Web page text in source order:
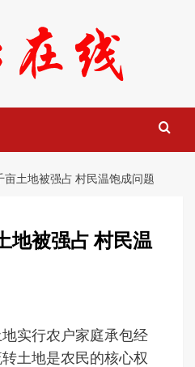
亩土地被强占 村民温饱成问题
地被强占 村民温
实行农户家庭承包经
土地是农民的核心权